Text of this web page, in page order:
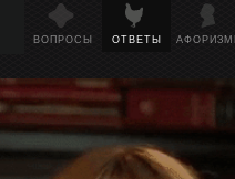
ВОПРОСЫ ОТВЕТЫ